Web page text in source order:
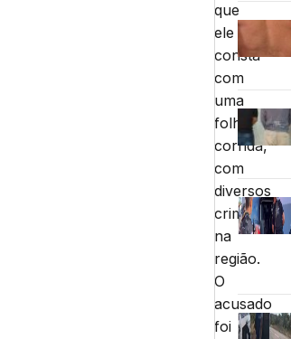
que
ele
consta
com
uma
folha
corrida,
com
diversos
crimes
na
região.
O
acusado
foi